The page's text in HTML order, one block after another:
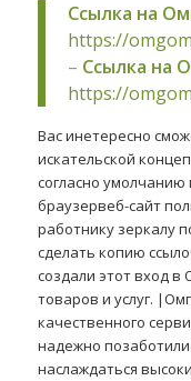
Ссылка на
https://
– Ссылка на
https://
Вас инетересно
искательской
согласно умолчанию
браузервеб-сайт
работнику зеркалу
сделать копию
создали этот вход
товаров и услуг.
качественного
надежно
наслаждаться